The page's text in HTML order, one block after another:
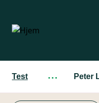
hovedindhold
Test ··· Peter